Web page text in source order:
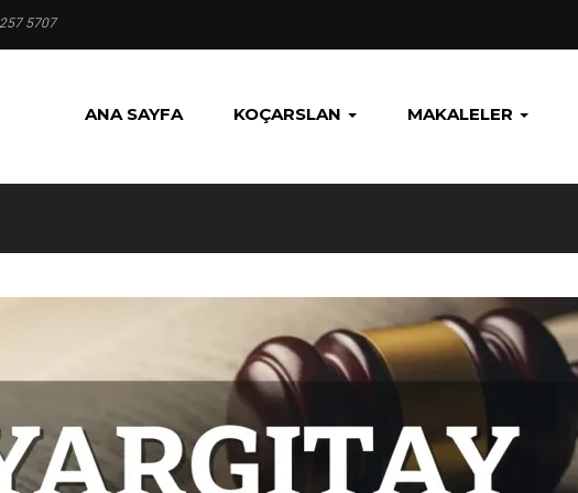
5707
ANA SAYFA KOÇARSLAN MAKALELER